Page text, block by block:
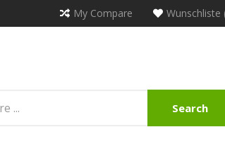
My Compare Wunschliste
Search